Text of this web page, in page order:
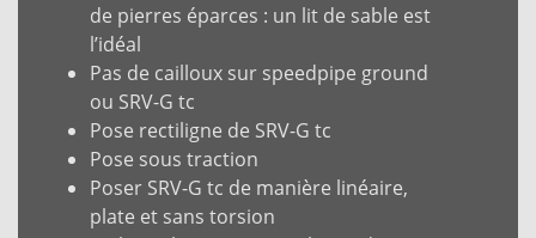
de pierres éparces : un lit de sable est
l’idéal
Pas de cailloux sur speedpipe ground
ou SRV-G tc
Pose rectiligne de SRV-G tc
Pose sous traction
Poser SRV-G tc de manière linéaire,
plate et sans torsion